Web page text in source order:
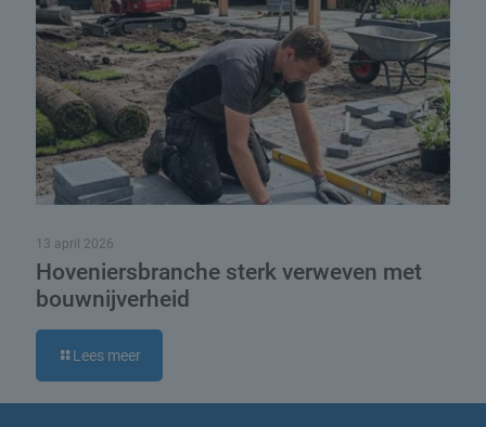
13 april 2026
Hoveniersbranche sterk verweven met
bouwnijverheid
Lees meer